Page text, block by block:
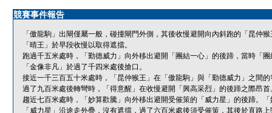
競賽事件報告
「傲龍駒」出閘僅屬一般，碰撞閘門外側，其後收慢避開向內斜跑的「昆仲
「晴王」於早段收慢以取得遮擋。
跑過千五米處時，「勤德威力」向外移出避開「團結一心」的後蹄，當時「
「金像非凡」於過了千四米處後搶口。
接近一千三百五十米處時，「昆仲猴王」在「傲龍駒」與「勤德威力」之間
過了九百米處後轉彎時，「得意醒」在收慢避開「興高采烈」的後蹄之際昂
趨近七百米處時，「妙算歡騰」向外移出避開受催策的「威力星」的後蹄。
「威力星」沿途走外疊，沒有遮擋，過了六百米處後須受催策，其後於直路